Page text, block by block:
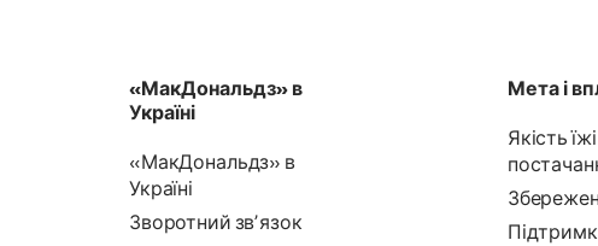
«МакДональдз» в
Україні
«МакДональдз» в
Україні
Зворотний звʼязок
Мета і
Якість